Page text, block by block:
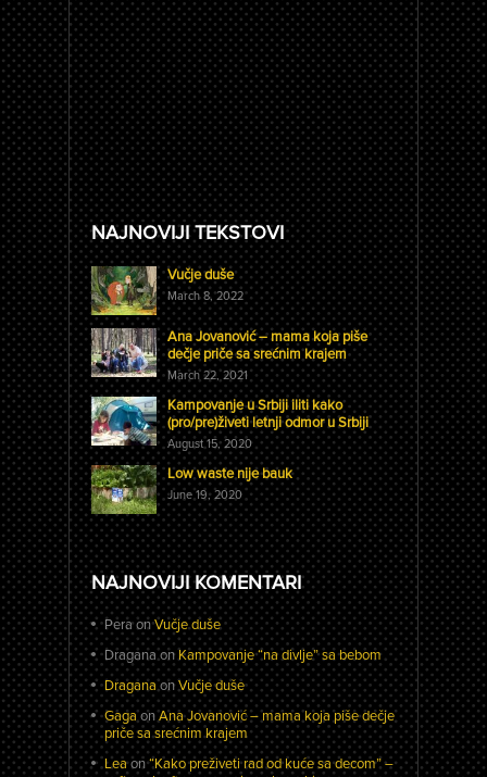
NAJNOVIJI TEKSTOVI
Vučje duše
March 8, 2022
Ana Jovanović – mama koja piše
dečje priče sa srećnim krajem
March 22, 2021
Kampovanje u Srbiji iliti kako
(pro/pre)živeti letnji odmor u Srbiji
August 15, 2020
Low waste nije bauk
June 19, 2020
NAJNOVIJI KOMENTARI
PeraonVučje duše
DraganaonKampovanje “na divlje” sa bebom
DraganaonVučje duše
GagaonAna Jovanović – mama koja piše dečje
priče sa srećnim krajem
Leaon“Kako preživeti rad od kuće sa decom” –